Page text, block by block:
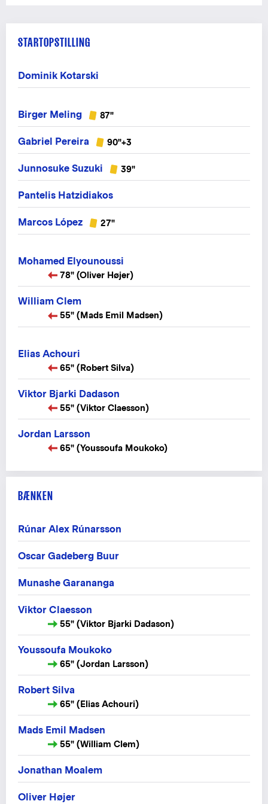
STARTOPSTILLING
Dominik Kotarski
Birger Meling 87"
Gabriel Pereira 90"+3
Junnosuke Suzuki 39"
Pantelis Hatzidiakos
Marcos López 27"
Mohamed Elyounoussi
78" (Oliver Højer)
William Clem
55" (Mads Emil Madsen)
Elias Achouri
65" (Robert Silva)
Viktor Bjarki Dadason
55" (Viktor Claesson)
Jordan Larsson
65" (Youssoufa Moukoko)
BÆNKEN
Rúnar Alex Rúnarsson
Oscar Gadeberg Buur
Munashe Garananga
Viktor Claesson
55" (Viktor Bjarki Dadason)
Youssoufa Moukoko
65" (Jordan Larsson)
Robert Silva
65" (Elias Achouri)
Mads Emil Madsen
55" (William Clem)
Jonathan Moalem
Oliver Højer